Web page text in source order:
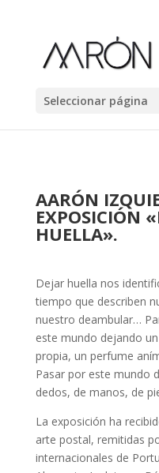
Seleccionar página
AARÓN
EXPOSICIÓN
HUELLA».
Dejar huella nos
tiempo que describen
nuestro deambular…
este mundo dejando
propia, un perfume
Pasar por este mundo
dedos, de manos, de
La exposición ha
arte postal, remitidas
internacionales de